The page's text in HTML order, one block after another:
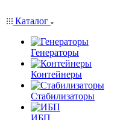
Каталог
Генераторы
Контейнеры
Стабилизаторы
ИБП